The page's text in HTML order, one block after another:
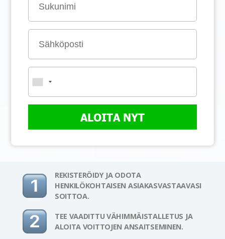
ALOITA NYT
REKISTERÖIDY JA ODOTA
HENKILÖKOHTAISEN ASIAKASVASTAAVASI
SOITTOA.
TEE VAADITTU VÄHIMMÄISTALLETUS JA
ALOITA VOITTOJEN ANSAITSEMINEN.